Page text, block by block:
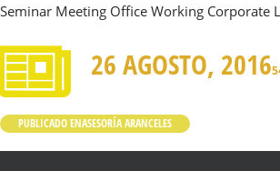
Seminar Meeting Office Working Corporate
26 AGOSTO, 2016
PUBLICADO ENASESORÍA ARANCELES